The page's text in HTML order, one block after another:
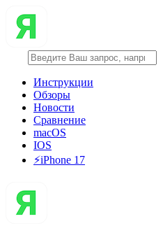
Инструкции
Обзоры
Новости
Сравнение
macOS
IOS
⚡️iPhone 17